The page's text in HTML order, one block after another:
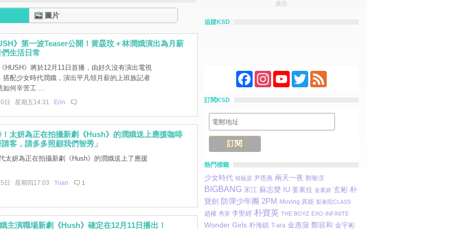
圖片
》第一波Teaser公開！黄晸玟＋林潤娥演出為月薪
生活日常
HUSH》將於12月11日首播，由好久沒有演出電視
搭配少女時代潤娥，演出平凡領月薪的上班族記者
如何辛苦工 ...
日 星期五14:31 Erin
太妍為正在拍攝新劇《Hush》的潤娥送上應援咖啡
客，請多多照顧我們智秀」
太妍為正在拍攝新劇《Hush》的潤娥送上了應援
日 星期四17:03 Yuan 1
主演職場新劇《Hush》確定在12月11日播出！
廣告
追蹤KSD
FacebookInstagramYouTubeTwitterFeed
訂閱KSD
熱門標籤
少女時代 韓藝瑟 尹恩惠 兩天一夜 鄭敬淏
BIGBANG 宋江 蘇志燮 IU 姜素拉 金素妍 玄彬 朴
寶劍 防彈少年團 2PM Moving 異能 梨泰院CLASS
趙權 秀英 李聖經 朴寶英 THE BOYZ EXO INFINITE
Wonder Girls 朴海鎮 T-ara 金惠奫 鄭容和 金宇彬